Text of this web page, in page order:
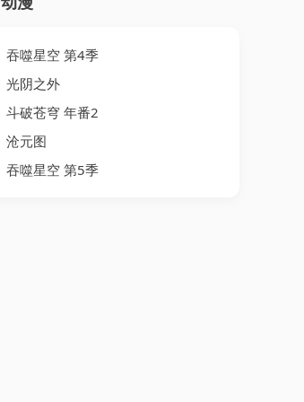
吞噬星空 第4季
光阴之外
斗破苍穹 年番2
沧元图
吞噬星空 第5季